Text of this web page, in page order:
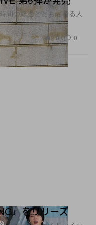
間の経過とともに着る人
2.0K 0
』をリリース